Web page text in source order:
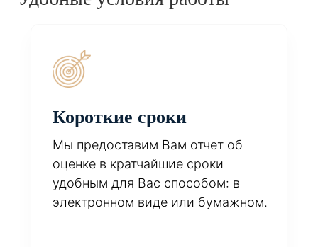
Короткие сроки
Мы предоставим Вам отчет об
оценке в кратчайшие сроки
удобным для Вас способом: в
электронном виде или бумажном.